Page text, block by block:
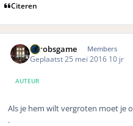
Citeren
eurobsgame Members
Geplaatst25 mei 2016 10 jr
AUTEUR
Als je hem wilt vergroten moet je
.